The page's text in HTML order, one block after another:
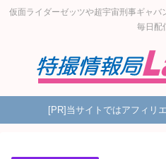
仮面ライダーゼッツや超宇宙刑事ギャ
毎日配
[PR]当サイトではアフィリ